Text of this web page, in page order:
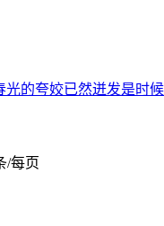
的夸姣已然迸发是时
/每页